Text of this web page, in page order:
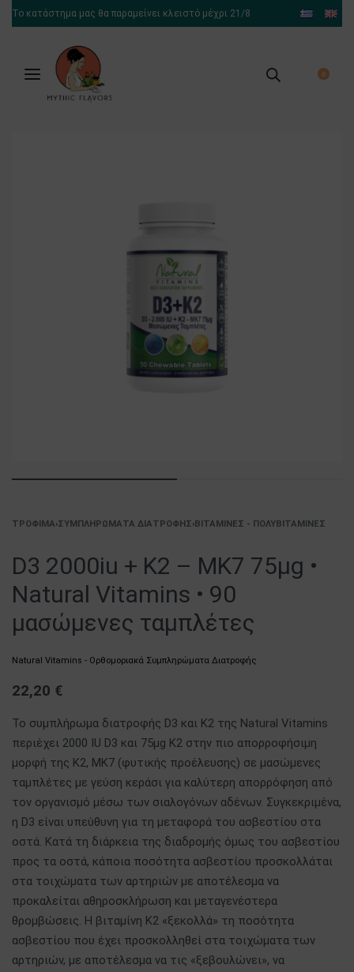
Το κατάστημα μας θα παραμείνει κλειστό μέχρι 21/8
0
ΤΡΌΦΙΜΑ›ΣΥΜΠΛΗΡΏΜΑΤΑ ΔΙΑΤΡΟΦΉΣ›ΒΙΤΑΜΊΝΕΣ - ΠΟΛΥΒΙΤΑΜΊΝΕΣ
D3 2000iu + K2 – MK7 75μg •
Natural Vitamins • 90
μασώμενες ταμπλέτες
Natural Vitamins - Ορθομοριακά Συμπληρώματα Διατροφής
22,20 €
Το συμπλήρωμα διατροφής D3 και Κ2 της Natural Vitamins
περιέχει 2000 IU D3 και 75μg K2 στην πιο απορροφήσιμη
μορφή της Κ2, ΜΚ7 (φυτικής προέλευσης) σε μασώμενες
ταμπλέτες με γεύση κεράσι για καλύτερη απορρόφηση από
τον οργανισμό μέσω των σιαλογόνων αδένων. Συγκεκριμένα,
η D3 είναι υπεύθυνη για τη μεταφορά του ασβεστίου στα
οστά. Κατά τη διάρκεια της διαδρομής όμως του ασβεστίου
προς τα οστά, κάποια ποσότητα ασβεστίου προσκολλάται
στα τοιχώματα των αρτηριών με αποτέλεσμα να
προκαλείται αθηροσκλήρωση και μεταγενέστερα
θρομβώσεις. Η βιταμίνη Κ2 «ξεκολλά» τη ποσότητα
ασβεστίου που έχει προσκολληθεί στα τοιχώματα των
αρτηριών, με αποτέλεσμα να τις «ξεβουλώνει», να